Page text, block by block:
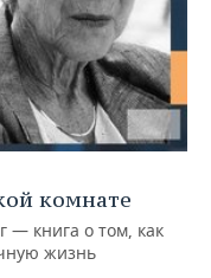
комнате
— книга о том, как
жизнь